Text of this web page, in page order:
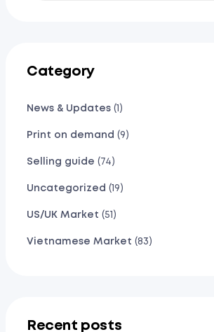
Category
News & Updates (1)
Print on demand (9)
Selling guide (74)
Uncategorized (19)
US/UK Market (51)
Vietnamese Market (83)
Recent posts